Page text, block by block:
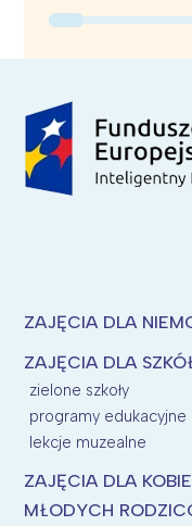
ZAJĘCIA DLA
ZAJĘCIA DLA
zielone szkoły
programy edukacyjne
lekcje muzealne
ZAJĘCIA DLA
MŁODYCH